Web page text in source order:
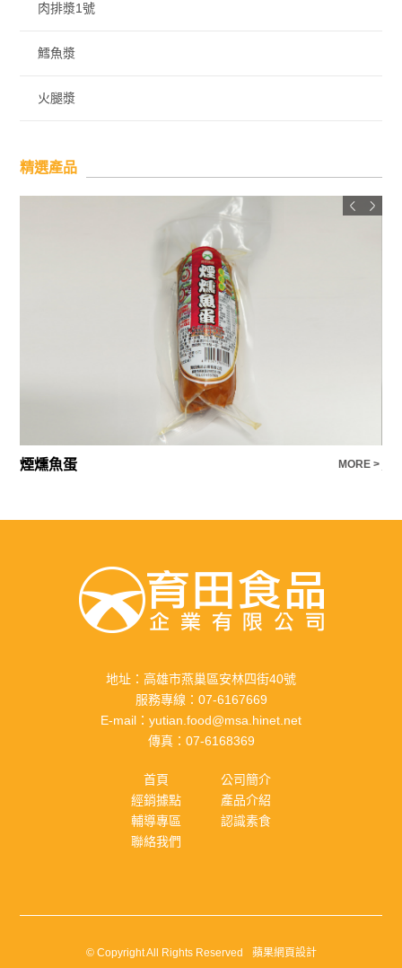
肉排漿1號
鱈魚漿
火腿漿
精選產品
煙燻魚蛋 MORE >
地址： 高雄市燕巢區安林四街40號
服務專線： 07-6167669
E-mail： yutian.food@msa.hinet.net
傳真： 07-6168369
首頁
公司簡介
經銷據點
產品介紹
輔導專區
認識素食
聯絡我們
© Copyright All Rights Reserved 蘋果網頁設計